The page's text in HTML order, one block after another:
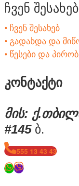
ჩვენ შესახებ
• ჩვენ შესახებ
• გადახდა და
• წესები და
კონტაქტი
მის:
#145ბ.
555 13 43 43